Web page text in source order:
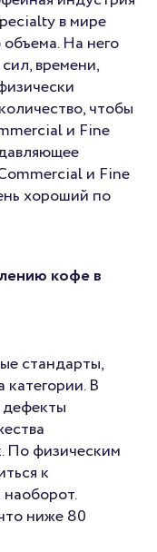
в мире
На него
времени,
чтобы
и Fine
и Fine
хороший по
кофе в
стандарты,
В
По физическим
к
ниже 80